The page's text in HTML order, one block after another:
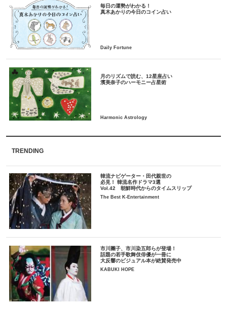
毎日の運勢がわかる！
月のリズムで読む、12星座占い
TRENDING
韓流ナビゲーター・田代親世の
必見！ 韓流名作ドラマ3選
Vol.42 朝鮮時代からのタイムスリップ
The Best K-Entertainment
市川團子、市川染五郎らが登場！
話題の若手歌舞伎俳優が一冊に
大反響のビジュアル本が絶賛発売中
KABUKI HOPE